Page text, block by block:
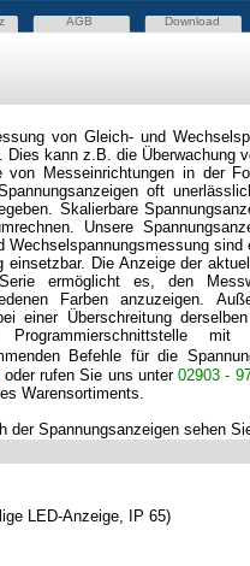
AGB Download
von Gleich- und
kann z.B. die Überwachung
Messeinrichtungen in der
oft
Skalierbare
Unsere
sind
Die Anzeige der
ermöglicht es, den
Farben anzuzeigen.
einer Überschreitung
mit
Befehle für die
oder rufen Sie uns unter02903 -
Warensortiments.
Spannungsanzeigen sehen
LED-Anzeige, IP 65)